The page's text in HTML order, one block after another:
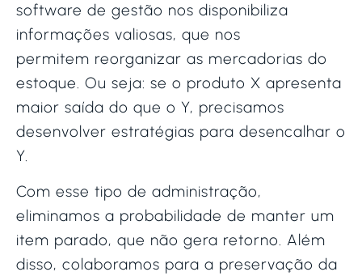
software de gestão nos disponibiliza
informações valiosas, que nos
permitem reorganizar as mercadorias do
estoque. Ou seja: se o produto X apresenta
maior saída do que o Y, precisamos
desenvolver estratégias para desencalhar o
Y.
Com esse tipo de administração,
eliminamos a probabilidade de manter um
item parado, que não gera retorno. Além
disso, colaboramos para a preservação da